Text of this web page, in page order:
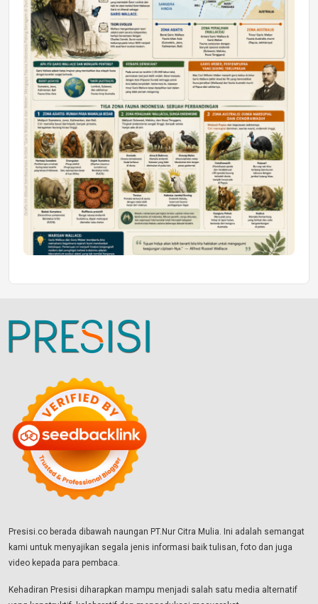
Jumat, 10 Jul 2026 19:01
Presisi.co berada dibawah naungan PT.Nur Citra Mulia. Ini adalah semangat
kami untuk menyajikan segala jenis informasi baik tulisan, foto dan juga
video kepada para pembaca.
Kehadiran Presisi diharapkan mampu menjadi salah satu media alternatif